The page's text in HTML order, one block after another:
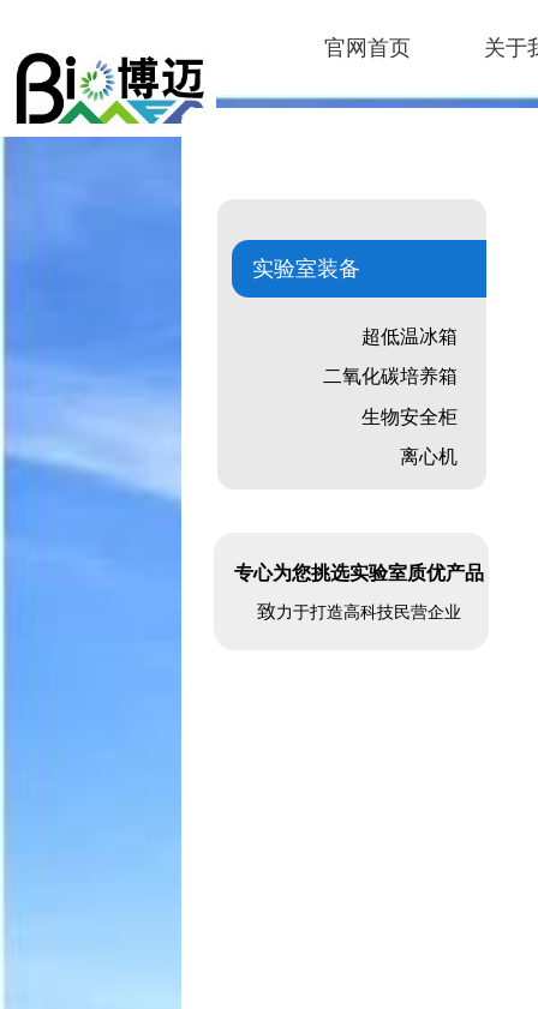
官网首页 关于
超低温冰箱
二氧化碳培养箱
生物安全柜
离心机
实验室装备
专心为您挑选实验室质优产品
致力于打造高科技民营企业